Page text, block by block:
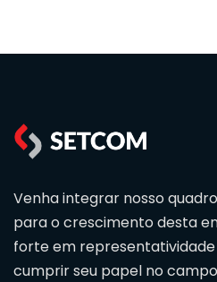
Venha integrar nosso
para o crescimento desta
forte em
cumprir seu papel no